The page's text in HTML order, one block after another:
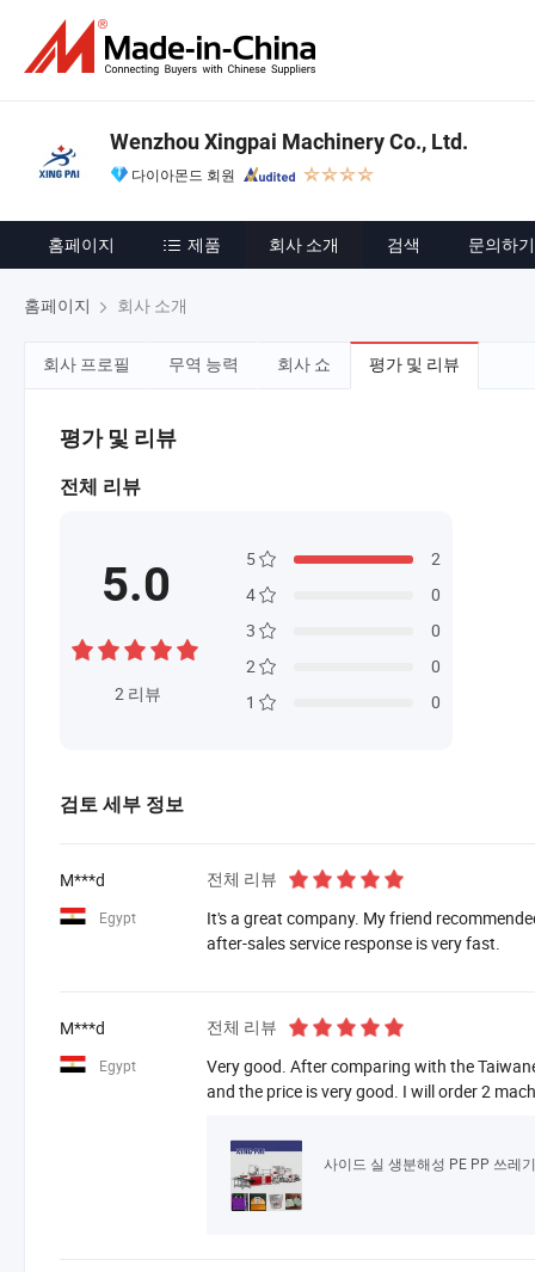
Wenzhou Xingpai Machinery Co., Ltd.
다이아몬드 회원
홈페이지 제품 회사 소개 검색 문의하기
홈페이지 회사 소개
회사 프로필 무역 능력 회사 쇼 평가 및 리뷰
평가 및 리뷰
전체 리뷰
5.0
2 리뷰
5
2
4
0
3
0
2
0
1
0
검토 세부 정보
M***d
Egypt
전체 리뷰
It's a great company. My friend
after-sales service response is very fast.
M***d
Egypt
전체 리뷰
Very good. After comparing with the
and the price is very good. I will order 2